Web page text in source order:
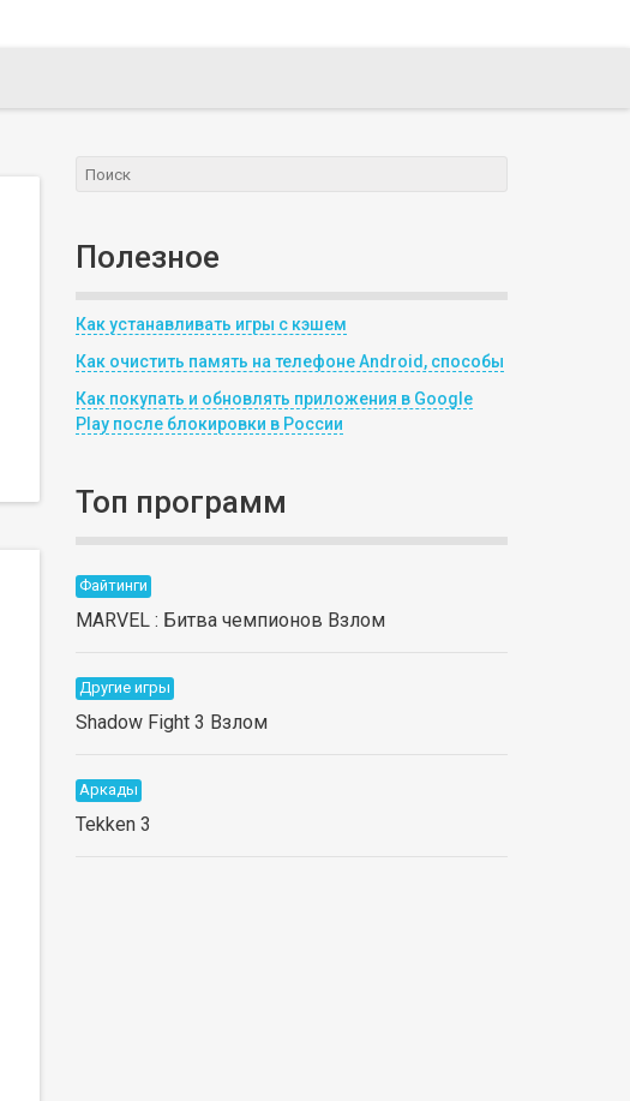
Полезное
Как устанавливать игры с кэшем
Как очистить память на телефоне Android, способы
Как покупать и обновлять приложения в Google
Play после блокировки в России
Топ программ
Файтинги
MARVEL : Битва чемпионов Взлом
Другие игры
Shadow Fight 3 Взлом
Аркады
Tekken 3